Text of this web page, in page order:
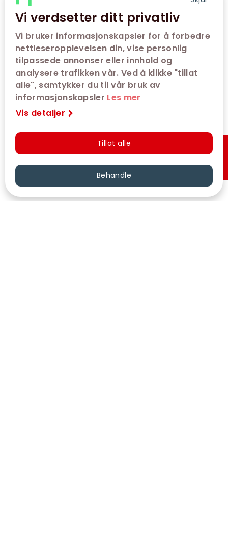
Vi verdsetter ditt privatliv
Vi bruker informasjonskapsler for å forbedre
nettleseropplevelsen din, vise personlig
tilpassede annonser eller innhold og
analysere trafikken vår. Ved å klikke "tillat
alle", samtykker du til vår bruk av
informasjonskapsler Les mer
Vis detaljer
Tillat alle
Behandle Hurtigkjøp